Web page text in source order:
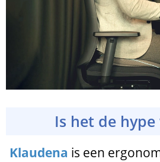
Is het de hype
Klaudena is een